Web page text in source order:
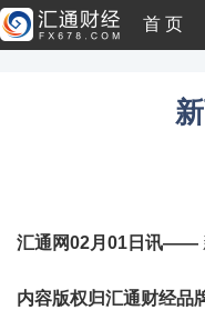
首 页
汇通网02月01日讯——
内容版权归汇通财经品